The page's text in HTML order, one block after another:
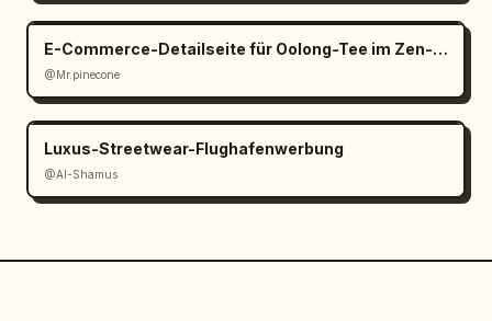
E-Commerce-Detailseite für Oolong-Tee im Zen-Stil
@Mr.pinecone
Luxus-Streetwear-Flughafenwerbung
@Al-Shamus